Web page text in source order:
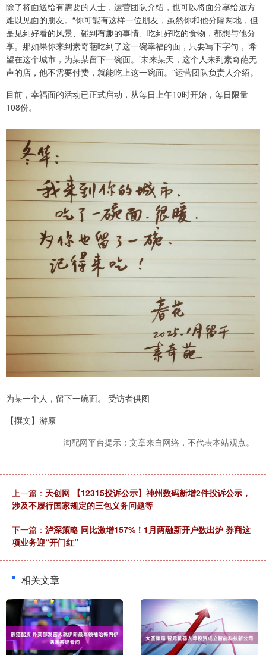
除了将面送给有需要的人士，运营团队介绍，也可以将面分享给远方
难以见面的朋友。“你可能有这样一位朋友，虽然你和他分隔两地，但
是见到好看的风景、碰到有趣的事情、吃到好吃的食物，都想与他分
享。那如果你来到素奇葩吃到了这一碗幸福的面，只要写下字句，‘希
望在这个城市，为某某留下一碗面。’未来某天，这个人来到素奇葩无
声的店，他不需要付费，就能吃上这一碗面。”运营团队负责人介绍。
目前，幸福面的活动已正式启动，从每日上午10时开始，每日限量
108份。
为某一个人，留下一碗面。 受访者供图
【撰文】游原
淘配网平台提示：文章来自网络，不代表本站观点。
上一篇： 天创网 【12315投诉公示】神州数码新增2件投诉公示，
涉及不履行国家规定的三包义务问题等
下一篇： 泸深策略 同比激增157%！1月两融新开户数出炉 券商这
项业务迎“开门红”
相关文章